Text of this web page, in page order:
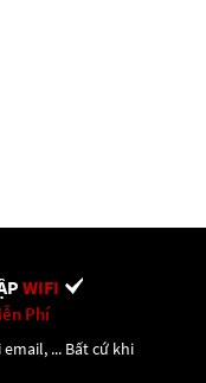
WIFI
Phí
... Bất cứ khi